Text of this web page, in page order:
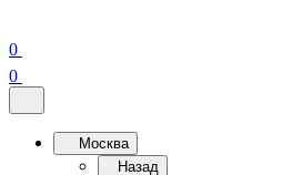
0
0
Москва
Назад